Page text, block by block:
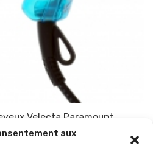
aux
Velecta Paramount
2016